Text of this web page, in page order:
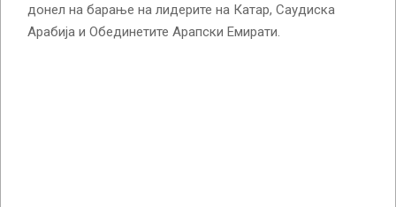
донел на барање на лидерите на Катар, Саудиска
Арабија и Обединетите Арапски Емирати.